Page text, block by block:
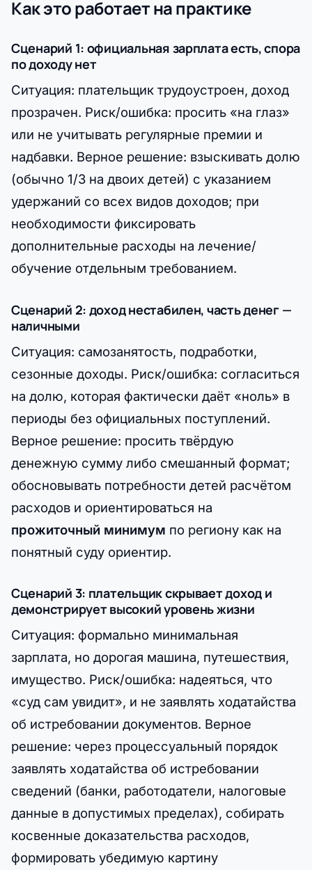
Как это работает на практике
Сценарий 1: официальная зарплата есть, спора
по доходу нет
Ситуация: плательщик трудоустроен, доход
прозрачен. Риск/ошибка: просить «на глаз»
или не учитывать регулярные премии и
надбавки. Верное решение: взыскивать долю
(обычно 1/3 на двоих детей) с указанием
удержаний со всех видов доходов; при
необходимости фиксировать
дополнительные расходы на лечение/
обучение отдельным требованием.
Сценарий 2: доход нестабилен, часть денег —
наличными
Ситуация: самозанятость, подработки,
сезонные доходы. Риск/ошибка: согласиться
на долю, которая фактически даёт «ноль» в
периоды без официальных поступлений.
Верное решение: просить твёрдую
денежную сумму либо смешанный формат;
обосновывать потребности детей расчётом
расходов и ориентироваться на
прожиточный минимум по региону как на
понятный суду ориентир.
Сценарий 3: плательщик скрывает доход и
демонстрирует высокий уровень жизни
Ситуация: формально минимальная
зарплата, но дорогая машина, путешествия,
имущество. Риск/ошибка: надеяться, что
«суд сам увидит», и не заявлять ходатайства
об истребовании документов. Верное
решение: через процессуальный порядок
заявлять ходатайства об истребовании
сведений (банки, работодатели, налоговые
данные в допустимых пределах), собирать
косвенные доказательства расходов,
формировать убедимую картину